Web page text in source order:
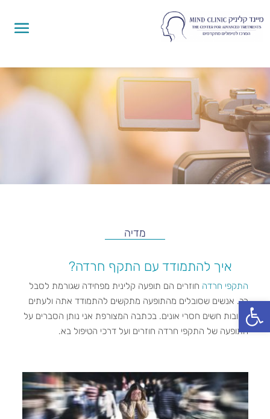
פתח סרגל נגישות
מדיה
איך להתמודד עם התקף חרדה?
התקפי חרדה חוזרים הם תופעה קלינית מפחידה שגורמת לסבל
רב. אנשים שסובלים מהתופעה מתקשים להתמודד אתה ולעתים
קרובות חשים חסרי אונים. בכתבה המצורפת אני נותן הסברים על
התופעה של התקפי חרדה חוזרים ועל דרכי הטיפול בא.